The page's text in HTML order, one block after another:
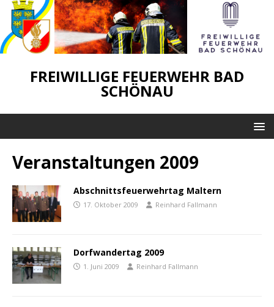
FREIWILLIGE FEUERWEHR BAD
SCHÖNAU
Veranstaltungen 2009
Abschnittsfeuerwehrtag Maltern
17. Oktober 2009 Reinhard Fallmann
Dorfwandertag 2009
1. Juni 2009 Reinhard Fallmann